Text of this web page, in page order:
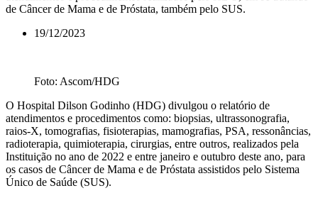
de Câncer de Mama e de Próstata, também pelo SUS.
19/12/2023
Foto: Ascom/HDG
O Hospital Dilson Godinho (HDG) divulgou o relatório de
atendimentos e procedimentos como: biopsias, ultrassonografia,
raios-X, tomografias, fisioterapias, mamografias, PSA, ressonâncias,
radioterapia, quimioterapia, cirurgias, entre outros, realizados pela
Instituição no ano de 2022 e entre janeiro e outubro deste ano, para
os casos de Câncer de Mama e de Próstata assistidos pelo Sistema
Único de Saúde (SUS).